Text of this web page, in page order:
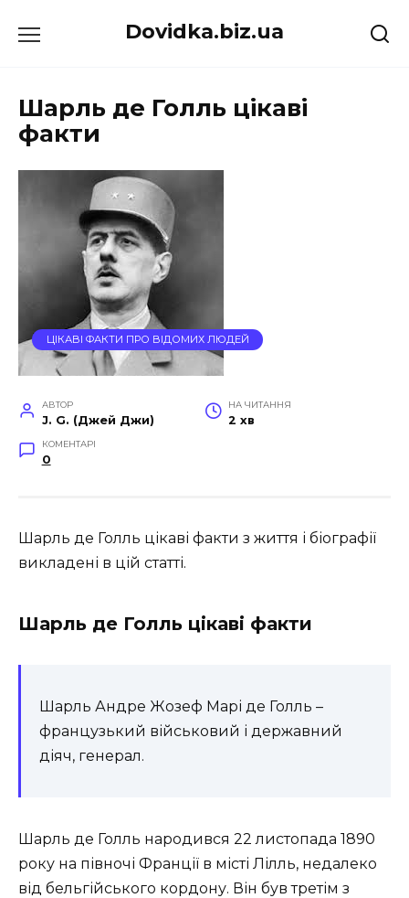
до
Dovidka.biz.ua
Шарль де Голль цікаві
факти
ЦІКАВІ ФАКТИ ПРО ВІДОМИХ ЛЮДЕЙ
АВТОР
J. G. (Джей Джи)
НА ЧИТАННЯ
2 хв
КОМЕНТАРІ
0
Шарль де Голль цікаві факти з життя і біографії
викладені в цій статті.
Шарль де Голль цікаві факти
Шарль Андре Жозеф Марі де Голль –
французький військовий і державний
діяч, генерал.
Шарль де Голль народився 22 листопада 1890
року на півночі Франції в місті Лілль, недалеко
від бельгійського кордону. Він був третім з